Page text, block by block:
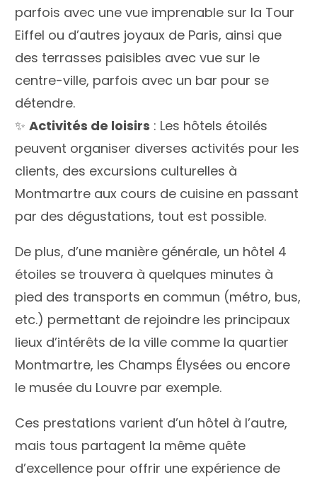
parfois avec une vue imprenable sur la Tour
Eiffel ou d’autres joyaux de Paris, ainsi que
des terrasses paisibles avec vue sur le
centre-ville, parfois avec un bar pour se
détendre.
✨Activités de loisirs : Les hôtels étoilés
peuvent organiser diverses activités pour les
clients, des excursions culturelles à
Montmartre aux cours de cuisine en passant
par des dégustations, tout est possible.
De plus, d’une manière générale, un hôtel 4
étoiles se trouvera à quelques minutes à
pied des transports en commun (métro, bus,
etc.) permettant de rejoindre les principaux
lieux d’intérêts de la ville comme la quartier
Montmartre, les Champs Élysées ou encore
le musée du Louvre par exemple.
Ces prestations varient d’un hôtel à l’autre,
mais tous partagent la même quête
d’excellence pour offrir une expérience de